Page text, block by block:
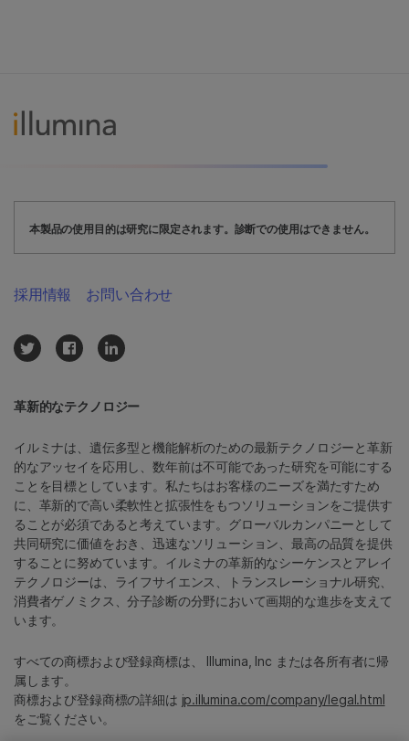
本製品の使用目的は研究に限定されます。診断での使用はできません。
革新的なテクノロジー
イルミナは、遺伝多型と機能解析のための最新テクノロジーと革新
的なアッセイを応用し、数年前は不可能であった研究を可能にする
ことを目標としています。私たちはお客様のニーズを満たすため
に、革新的で高い柔軟性と拡張性をもつソリューションをご提供す
ることが必須であると考えています。グローバルカンパニーとして
共同研究に価値をおき、迅速なソリューション、最高の品質を提供
することに努めています。イルミナの革新的なシーケンスとアレイ
テクノロジーは、ライフサイエンス、トランスレーショナル研究、
消費者ゲノミクス、分子診断の分野において画期的な進歩を支えて
います。
すべての商標および登録商標は、 Illumina, Inc または各所有者に帰
属します。
商標および登録商標の詳細は jp.illumina.com/company/legal.html
をご覧ください。
採用情報 お問い合わせ